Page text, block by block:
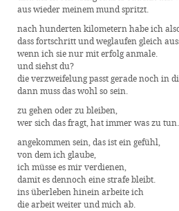
aus wieder meinem mund spritzt.
nach hunderten kilometern habe ich
dass fortschritt und weglaufen gleich
wenn ich sie nur mit erfolg anmale.
und siehst du?
die verzweifelung passt gerade noch in
dann muss das wohl so sein.
zu gehen oder zu bleiben,
wer sich das fragt, hat immer was zu tun.
angekommen sein, das ist ein gefühl,
von dem ich glaube,
ich müsse es mir verdienen,
damit es dennoch eine strafe bleibt.
ins überleben hinein arbeite ich
die arbeit weiter und mich ab.